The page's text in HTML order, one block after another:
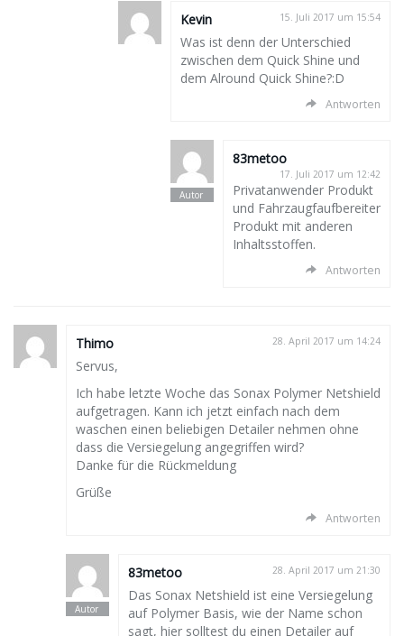
Kevin 15. Juli 2017 um 15:54
Was ist denn der Unterschied
zwischen dem Quick Shine und
dem Alround Quick Shine?:D
Antworten
83metoo
17. Juli 2017 um 12:42
Privatanwender Produkt
und Fahrzaugfaufbereiter
Produkt mit anderen
Inhaltsstoffen.
Antworten
Thimo 28. April 2017 um 14:24
Servus,
Ich habe letzte Woche das Sonax Polymer Netshield
aufgetragen. Kann ich jetzt einfach nach dem
waschen einen beliebigen Detailer nehmen ohne
dass die Versiegelung angegriffen wird?
Danke für die Rückmeldung
Grüße
Antworten
83metoo 28. April 2017 um 21:30
Das Sonax Netshield ist eine Versiegelung
auf Polymer Basis, wie der Name schon
sagt, hier solltest du einen Detailer auf